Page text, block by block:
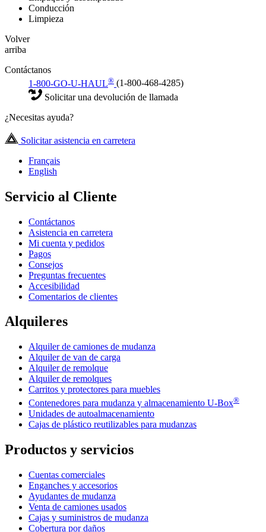
Conducción
Limpieza
Volver
arriba
Contáctanos
1-800-GO-U-HAUL® (1-800-468-4285)
Solicitar una devolución de llamada
¿Necesitas ayuda?
Solicitar asistencia en carretera
Français
English
Servicio al Cliente
Contáctanos
Asistencia en carretera
Mi cuenta y pedidos
Pagos
Consejos
Preguntas frecuentes
Accesibilidad
Comentarios de clientes
Alquileres
Alquiler de camiones de mudanza
Alquiler de van de carga
Alquiler de remolque
Alquiler de remolques
Carritos y protectores para muebles
Contenedores para mudanza y almacenamiento U-Box®
Unidades de autoalmacenamiento
Cajas de plástico reutilizables para mudanzas
Productos y servicios
Cuentas comerciales
Enganches y accesorios
Ayudantes de mudanza
Venta de camiones usados
Cajas y suministros de mudanza
Cobertura por daños